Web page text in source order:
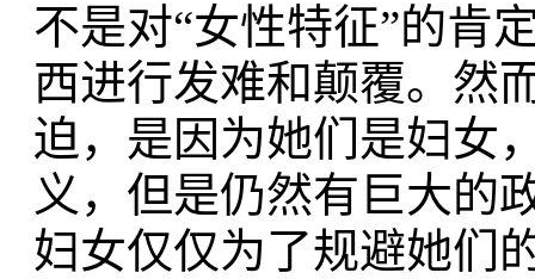
不是对“女性特征”的肯
西进行发难和颠覆。然
迫，是因为她们是妇女
义，但是仍然有巨大的
妇女仅仅为了规避她们